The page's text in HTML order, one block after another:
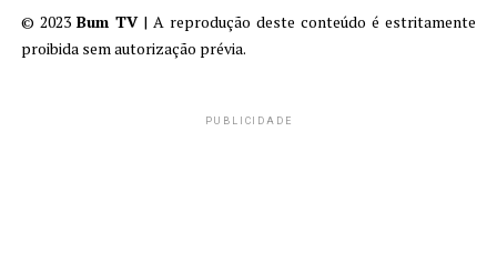
© 2023 Bum TV| A reprodução deste conteúdo é estritamente
proibida sem autorização prévia.
PUBLICIDADE